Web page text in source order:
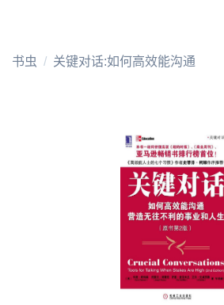
书虫 关键对话:如何高效能沟通